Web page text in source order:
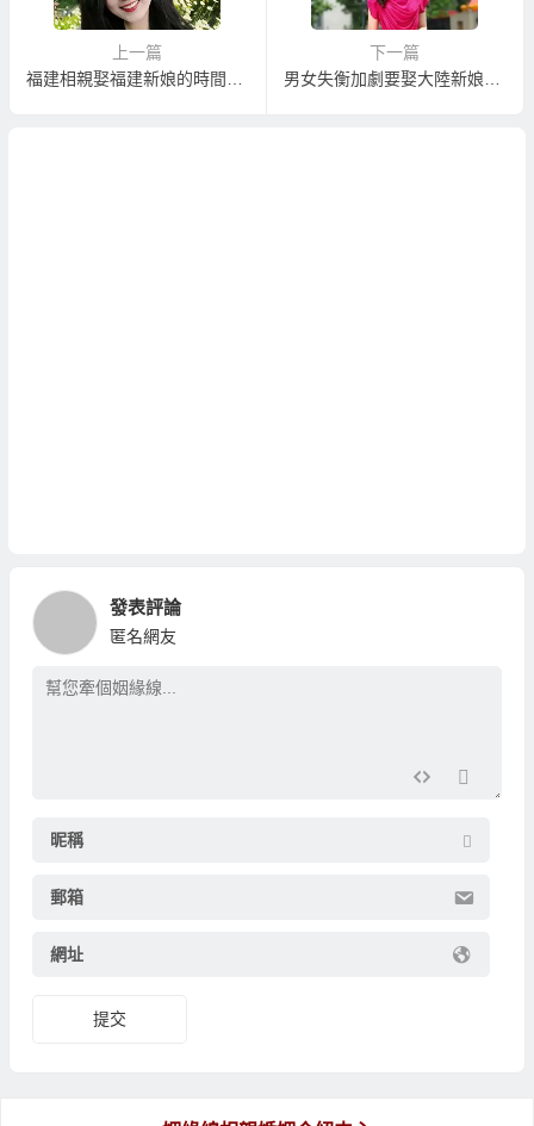
上一篇
福建相親娶福建新娘的時間與行程
下一篇
男女失衡加劇要娶大陸新娘要趁早
發表評論
匿名網友
昵稱
郵箱
網址
提交